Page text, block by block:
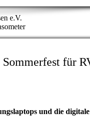
e.V.
und die digitale